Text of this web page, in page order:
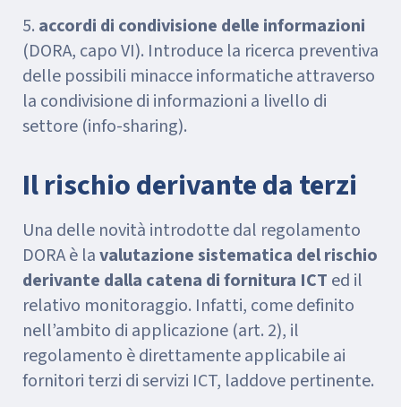
5. accordi di condivisione delle informazioni
(DORA, capo VI). Introduce la ricerca preventiva
delle possibili minacce informatiche attraverso
la condivisione di informazioni a livello di
settore (info-sharing).
Il rischio derivante da terzi
Una delle novità introdotte dal regolamento
DORA è lavalutazione sistematica del rischio
derivante dalla catena di fornitura ICT ed il
relativo monitoraggio. Infatti, come definito
nell’ambito di applicazione (art. 2), il
regolamento è direttamente applicabile ai
fornitori terzi di servizi ICT, laddove pertinente.